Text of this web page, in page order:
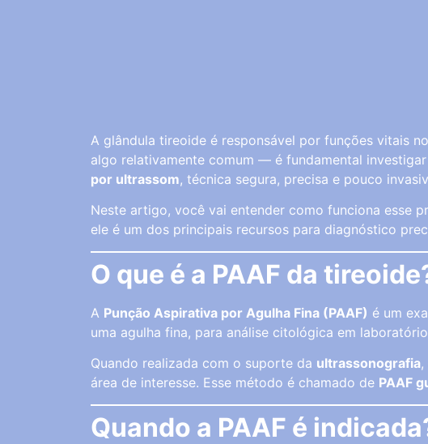
A glândula tireoide é responsável por funções vitais
algo relativamente comum — é fundamental
por ultrassom, técnica segura, precisa e pouco
Neste artigo, você vai entender como funciona esse
ele é um dos principais recursos para diagnóstico
O que é a PAAF da
A Punção Aspirativa por Agulha Fina (PAAF) é um
uma agulha fina, para análise citológica em
Quando realizada com o suporte da ultrassonografia,
área de interesse. Esse método é chamado de PAAF
Quando a PAAF é